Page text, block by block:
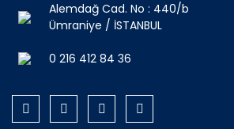
Alemdağ Cad. No : 440/b
Ümraniye / İSTANBUL
0 216 412 84 36